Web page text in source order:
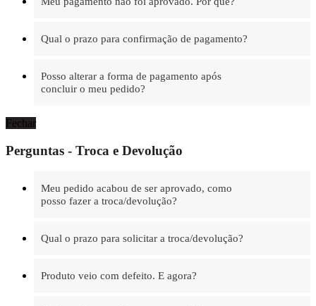
Qual o prazo para confirmação de pagamento?
Posso alterar a forma de pagamento após
concluir o meu pedido?
Fechar
Perguntas - Troca e Devolução
Meu pedido acabou de ser aprovado, como
posso fazer a troca/devolução?
Qual o prazo para solicitar a troca/devolução?
Produto veio com defeito. E agora?